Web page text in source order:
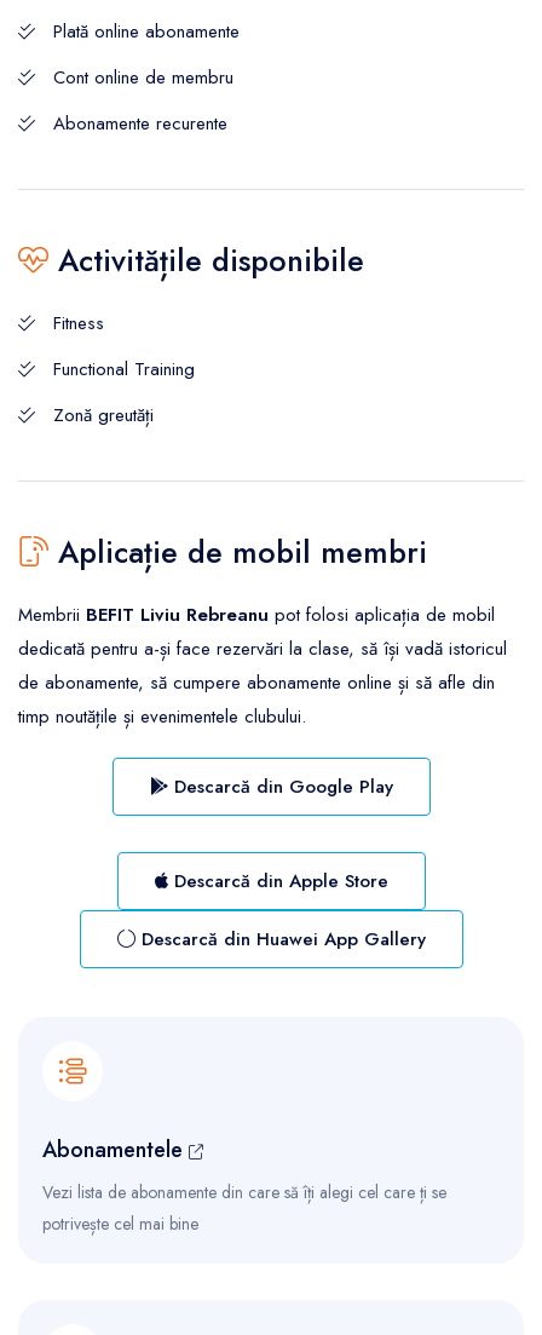
Plată online abonamente
Cont online de membru
Abonamente recurente
Activitățile disponibile
Fitness
Functional Training
Zonă greutăți
Aplicație de mobil membri
Membrii BEFIT Liviu Rebreanu pot folosi aplicația de mobil
dedicată pentru a-și face rezervări la clase, să își vadă istoricul
de abonamente, să cumpere abonamente online și să afle din
timp noutățile și evenimentele clubului.
Descarcă din Google Play
Descarcă din Apple Store
Descarcă din Huawei App Gallery
Abonamentele
Vezi lista de abonamente din care să îți alegi cel care ți se
potrivește cel mai bine